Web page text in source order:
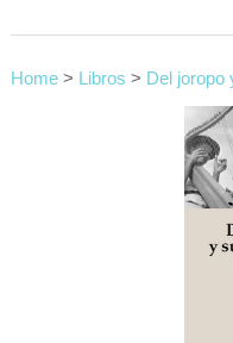
Home> Libros > Del joropo